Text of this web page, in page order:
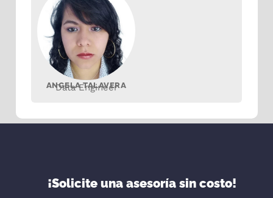
ANGELA TALAVERA
Data Engineer
¡Solicite una asesoría sin costo!